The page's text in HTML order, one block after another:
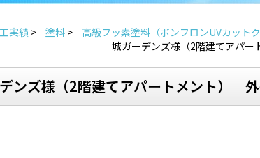
実績 > 塗料 > 高級フッ素塗料（ボンフロンUVカットク
城ガーデンズ様（2階建てアパ
ンズ様（2階建てアパートメント）